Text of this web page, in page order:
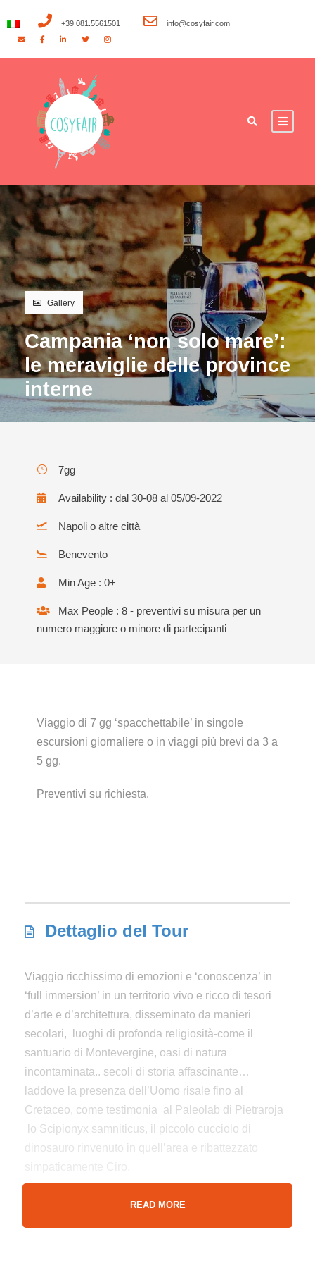
+39 081.5561501 info@cosyfair.com
Gallery
Campania ‘non solo mare’:
le meraviglie delle province
interne
7gg
Availability : dal 30-08 al 05/09-2022
Napoli o altre città
Benevento
Min Age : 0+
Max People : 8 - preventivi su misura per un
numero maggiore o minore di partecipanti
Viaggio di 7 gg ‘spacchettabile’ in singole
escursioni giornaliere o in viaggi più brevi da 3 a
5 gg.
Preventivi su richiesta.
Dettaglio del Tour
Viaggio ricchissimo di emozioni e ‘conoscenza’ in
‘full immersion’ in un territorio vivo e ricco di tesori
d’arte e d’architettura, disseminato da manieri
secolari, luoghi di profonda religiosità-come il
santuario di Montevergine, oasi di natura
incontaminata.. secoli di storia affascinante…
laddove la presenza dell’Uomo risale fino al
Cretaceo, come testimonia al Paleolab di Pietraroja
lo Scipionyx samniticus, il piccolo cucciolo di
dinosauro rinvenuto in quell’area e ribattezzato
dalla ‘verde Irpinia’ e dal
READ MORE